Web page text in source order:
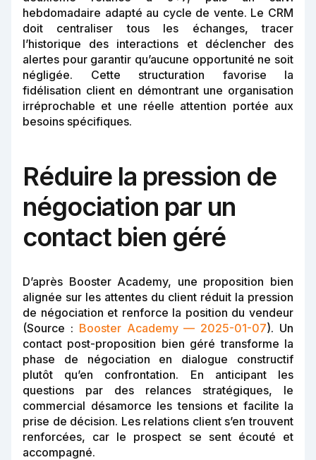
hebdomadaire adapté au cycle de vente. Le CRM
doit centraliser tous les échanges, tracer
l’historique des interactions et déclencher des
alertes pour garantir qu’aucune opportunité ne soit
négligée. Cette structuration favorise la
fidélisation client en démontrant une organisation
irréprochable et une réelle attention portée aux
besoins spécifiques.
Réduire la pression de
négociation par un
contact bien géré
D’après Booster Academy, une proposition bien
alignée sur les attentes du client réduit la pression
de négociation et renforce la position du vendeur
(Source : Booster Academy — 2025-01-07). Un
contact post-proposition bien géré transforme la
phase de négociation en dialogue constructif
plutôt qu’en confrontation. En anticipant les
questions par des relances stratégiques, le
commercial désamorce les tensions et facilite la
prise de décision. Les relations client s’en trouvent
renforcées, car le prospect se sent écouté et
accompagné.